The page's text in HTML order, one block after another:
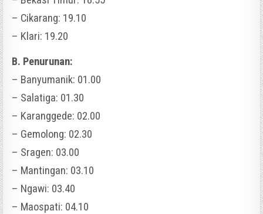
– Cikarang: 19.10
– Klari: 19.20
B. Penurunan:
– Banyumanik: 01.00
– Salatiga: 01.30
– Karanggede: 02.00
– Gemolong: 02.30
– Sragen: 03.00
– Mantingan: 03.10
– Ngawi: 03.40
– Maospati: 04.10